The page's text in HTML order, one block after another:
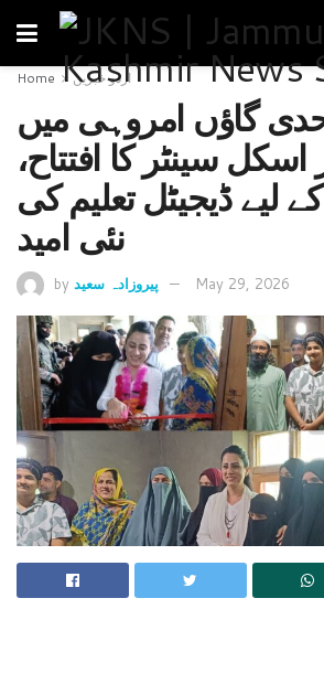
Home اردو خبریں
گاؤں امروہی میں
اسکل سینٹر کا افتتاح،
لیے ڈیجیٹل تعلیم کی
نئی امید
by پیروزادہ سعید May 29, 2026